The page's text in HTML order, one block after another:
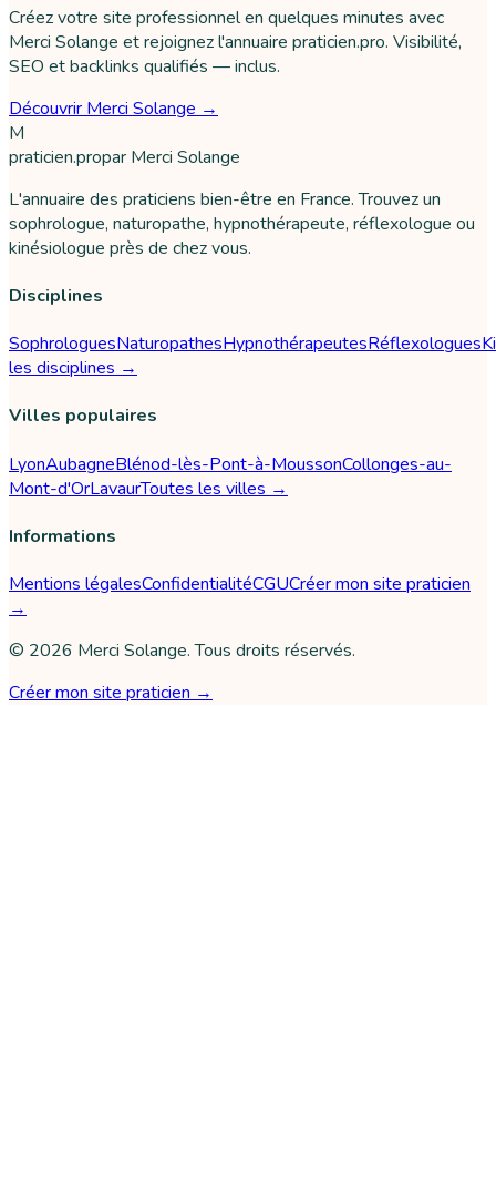
Créez votre site professionnel en quelques minutes avec
Merci Solange et rejoignez l'annuaire praticien.pro. Visibilité,
SEO et backlinks qualifiés — inclus.
Découvrir Merci Solange →
M
praticien.propar Merci Solange
L'annuaire des praticiens bien-être en France. Trouvez un
sophrologue, naturopathe, hypnothérapeute, réflexologue ou
kinésiologue près de chez vous.
Disciplines
SophrologuesNaturopathesHypnothérapeutesRéflexologues
les disciplines →
Villes populaires
LyonAubagneBlénod-lès-Pont-à-MoussonCollonges-au-
Mont-d'OrLavaurToutes les villes →
Informations
Mentions légalesConfidentialitéCGUCréer mon site praticien
→
© 2026 Merci Solange. Tous droits réservés.
Créer mon site praticien →